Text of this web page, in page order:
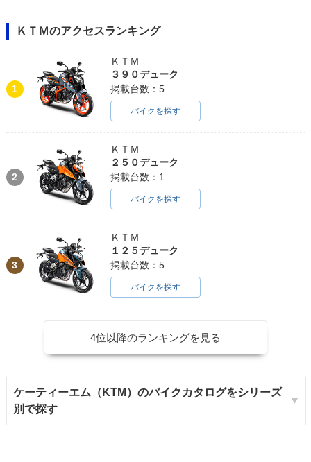
ＫＴＭのアクセスランキング
1
ＫＴＭ
３９０デューク
掲載台数：5
バイクを探す
2
ＫＴＭ
２５０デューク
掲載台数：1
バイクを探す
3
ＫＴＭ
１２５デューク
掲載台数：5
バイクを探す
4位以降のランキングを見る
ケーティーエム（KTM）のバイクカタログをシリーズ
別で探す